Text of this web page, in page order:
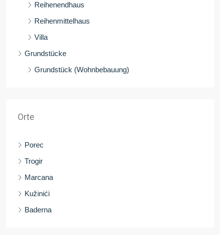
Reihenendhaus
Reihenmittelhaus
Villa
Grundstücke
Grundstück (Wohnbebauung)
Orte
Porec
Trogir
Marcana
Kužinići
Baderna